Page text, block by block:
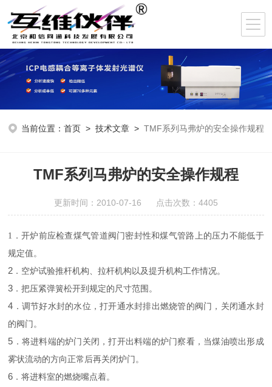
当前位置：首页 >技术文章 >TMF系列马弗炉的安全操作规程
TMF系列马弗炉的安全操作规程
更新时间：2010-07-16 点击次数：4405
1．开炉前应检查煤气管道阀门密封性和煤气管路上的压力不能低于
规定值。
2 ．空炉试验推杆机构、拉杆机构以及提升机构工作情况。
3 ．把压紧弹簧松开到规定的尺寸范围。
4 ．调节好水封的水位，打开通水封排出燃烧管的阀门，关闭通水封
的阀门。
5 ．将进料端的炉门关闭，打开出料端的炉门察看，当煤油喷出形成
雾状流动的方向正常后再关闭炉门。
6 ．将进料室的燃烧嘴点着。